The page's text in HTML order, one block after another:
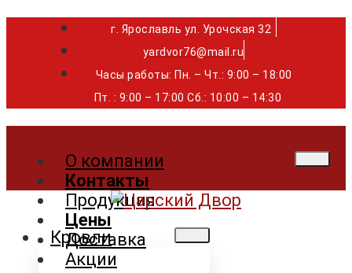
г. Ярославль ул. Урочская 32 ⁣⁣⁣⁣
yardvor76@mail.ru
Часы работы: Пн. – Чт.: 9:00 – 18:00
Пт. : 9:00 – 17:00 Сб.: 10:00 – 14:30
О компании
Контакты
Продукция
Цены
Доставка
Акции
Кровли